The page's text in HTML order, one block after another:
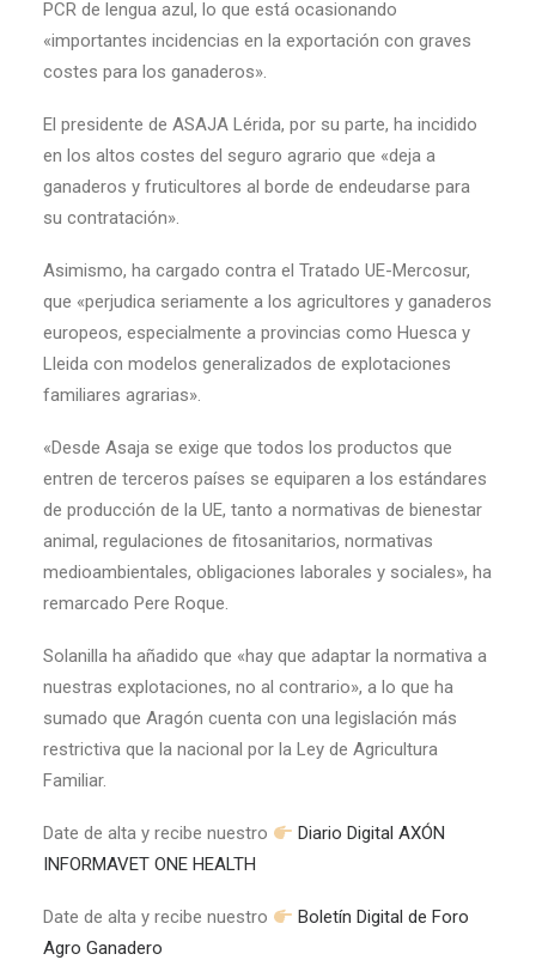
PCR de lengua azul, lo que está ocasionando
«importantes incidencias en la exportación con graves
costes para los ganaderos».
El presidente de ASAJA Lérida, por su parte, ha incidido
en los altos costes del seguro agrario que «deja a
ganaderos y fruticultores al borde de endeudarse para
su contratación».
Asimismo, ha cargado contra el Tratado UE-Mercosur,
que «perjudica seriamente a los agricultores y ganaderos
europeos, especialmente a provincias como Huesca y
Lleida con modelos generalizados de explotaciones
familiares agrarias».
«Desde Asaja se exige que todos los productos que
entren de terceros países se equiparen a los estándares
de producción de la UE, tanto a normativas de bienestar
animal, regulaciones de fitosanitarios, normativas
medioambientales, obligaciones laborales y sociales», ha
remarcado Pere Roque.
Solanilla ha añadido que «hay que adaptar la normativa a
nuestras explotaciones, no al contrario», a lo que ha
sumado que Aragón cuenta con una legislación más
restrictiva que la nacional por la Ley de Agricultura
Familiar.
Date de alta y recibe nuestro
Diario Digital AXÓN
INFORMAVET ONE HEALTH
Date de alta y recibe nuestro
Boletín Digital de Foro
Agro Ganadero